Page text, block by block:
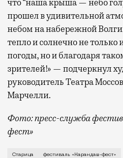
что “наша крыша — небо
прошел в удивительной
небом на набережной
тепло и солнечно не только
погоды, но и благодаря
зрителей!» — подчеркнул
руководитель Театра
Марчелли.
Фото: пресс-служба
фест»
В минувший уикенд
Старица фестиваль «Карандаш-фест»